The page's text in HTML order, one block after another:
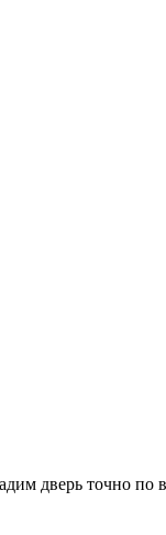
дверь точно